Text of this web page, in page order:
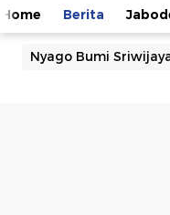
Home Berita
Nyago Bumi